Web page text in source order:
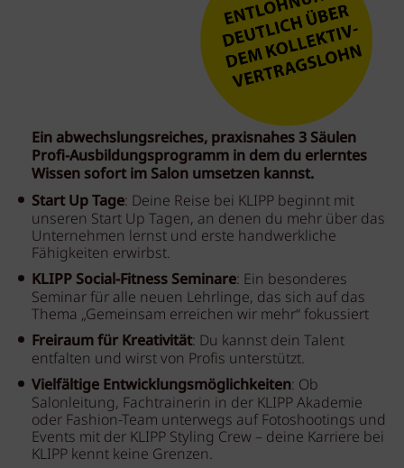
Ein abwechslungsreiches, praxisnahes 3 Säulen
Profi-Ausbildungsprogramm in dem du erlerntes
Wissen sofort im Salon umsetzen kannst.
Start Up Tage: Deine Reise bei KLIPP beginnt mit
unseren Start Up Tagen, an denen du mehr über das
Unternehmen lernst und erste handwerkliche
Fähigkeiten erwirbst.
KLIPP Social-Fitness Seminare: Ein besonderes
Seminar für alle neuen Lehrlinge, das sich auf das
Thema „Gemeinsam erreichen wir mehr“ fokussiert
Freiraum für Kreativität: Du kannst dein Talent
entfalten und wirst von Profis unterstützt.
Vielfältige Entwicklungsmöglichkeiten: Ob
Salonleitung, Fachtrainerin in der KLIPP Akademie
oder Fashion-Team unterwegs auf Fotoshootings und
Events mit der KLIPP Styling Crew – deine Karriere bei
KLIPP kennt keine Grenzen.